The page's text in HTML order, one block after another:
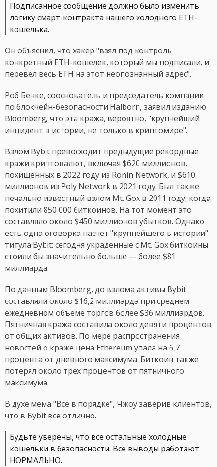
Подписанное сообщение должно было изменить
логику смарт-контракта нашего холодного ETH-
кошелька.
Он объяснил, что хакер "взял под контроль
конкретный ETH-кошелек, который мы подписали, и
перевел весь ETH на этот неопознанный адрес".
Роб Бенке, сооснователь и председатель компании
по блокчейн-безопасности Halborn, заявил изданию
Bloomberg, что эта кража, вероятно, "крупнейший
инцидент в истории, не только в криптомире".
Взлом Bybit превосходит предыдущие рекордные
кражи криптовалют, включая $620 миллионов,
похищенных в 2022 году из Ronin Network, и $610
миллионов из Poly Network в 2021 году. Был также
печально известный взлом Mt. Gox в 2011 году, когда
похитили 850 000 биткоинов. На тот момент это
составляло около $450 миллионов убытков. Однако
есть одна оговорка насчет "крупнейшего в истории"
титула Bybit: сегодня украденные с Mt. Gox биткоины
стоили бы значительно больше — более $81
миллиарда.
По данным Bloomberg, до взлома активы Bybit
составляли около $16,2 миллиарда при среднем
ежедневном объеме торгов более $36 миллиардов.
Пятничная кража составила около девяти процентов
от общих активов. По мере распространения
новостей о краже цена Ethereum упала на 6,7
процента от дневного максимума. Биткоин также
потерял около трех процентов от пятничного
максимума.
В духе мема "Все в порядке", Чжоу заверив клиентов,
что в Bybit все отлично.
Будьте уверены, что все остальные холодные
кошельки в безопасности. Все выводы работают
НОРМАЛЬНО.